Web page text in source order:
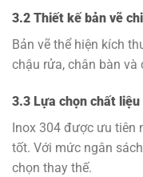
3.2 Thiết kế bản vẽ
Bản vẽ thể hiện kích
chậu rửa, chân bàn và
3.3 Lựa chọn chất liệu
Inox 304 được ưu tiên
tốt. Với mức ngân
chọn thay thế.